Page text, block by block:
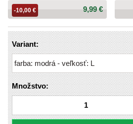
Cena:
9,99 €
-10,00 €
Variant:
Množstvo: